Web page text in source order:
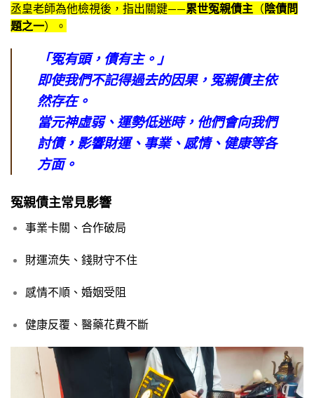
丞皇老師為他檢視後，指出關鍵——累世冤親債主 （陰債問
題之一）。
「冤有頭，債有主。」
即使我們不記得過去的因果，冤親債主依
然存在。
當元神虛弱、運勢低迷時，他們會向我們
討債，影響財運、事業、感情、健康等各
方面。
冤親債主常見影響
事業卡關、合作破局
財運流失、錢財守不住
感情不順、婚姻受阻
健康反覆、醫藥花費不斷